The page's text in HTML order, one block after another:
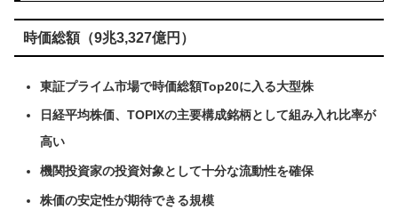
時価総額（9兆3,327億円）
東証プライム市場で時価総額Top20に入る大型株
日経平均株価、TOPIXの主要構成銘柄として組み入れ比率が
高い
機関投資家の投資対象として十分な流動性を確保
株価の安定性が期待できる規模